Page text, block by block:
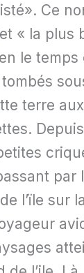
Ce
« la plus
le temps
terre aux
par
l’ïle sur